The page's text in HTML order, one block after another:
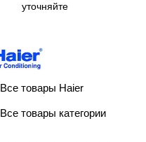
уточняйте
Все товары Haier
Все товары категории